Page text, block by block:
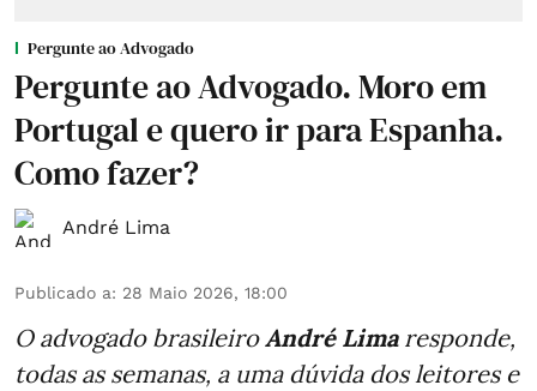
Pergunte ao Advogado
Pergunte ao Advogado. Moro em
Portugal e quero ir para Espanha.
Como fazer?
André Lima
Publicado a: 28 Maio 2026, 18:00
O advogado brasileiroAndré Limaresponde,
todas as semanas, a uma dúvida dos leitores e